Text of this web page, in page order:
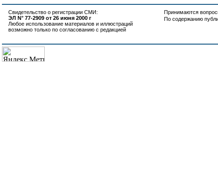
Свидетельство о регистрации СМИ:
ЭЛ N° 77-2909 от 26 июня 2000 г
Любое использование материалов и иллюстраций
возможно только по согласованию с редакцией
Принимаются
По содержанию